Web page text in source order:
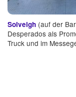
Solveigh (auf der
Desperados als
Truck und im